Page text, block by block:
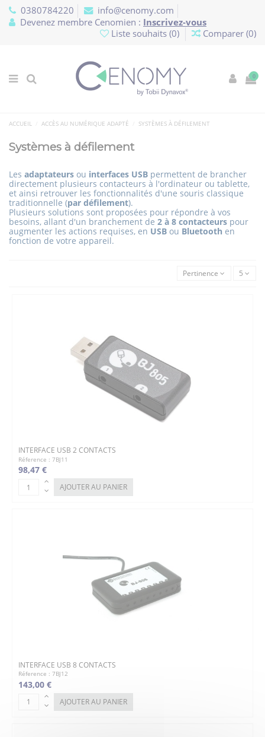
0380784220
info@cenomy.com
Devenez membre Cenomien : Inscrivez-vous
Liste souhaits (0) Comparer (0)
0
ACCUEIL ACCÈS AU NUMÉRIQUE ADAPTÉ SYSTÈMES À DÉFILEMENT
Systèmes à défilement
Les adaptateurs ou interfaces USB permettent de brancher
directement plusieurs contacteurs à l'ordinateur ou tablette,
et ainsi retrouver les fonctionnalités d'une souris classique
traditionnelle (par défilement).
Plusieurs solutions sont proposées pour répondre à vos
besoins, allant d'un branchement de 2 à 8 contacteurs pour
augmenter les actions requises, en USB ou Bluetooth en
fonction de votre appareil.
Pertinence 5
INTERFACE USB 2 CONTACTS
Réference : 7BJ11
98,47 €
AJOUTER AU PANIER
INTERFACE USB 8 CONTACTS
Réference : 7BJ12
143,00 €
AJOUTER AU PANIER
Panneau de gestion des cookies